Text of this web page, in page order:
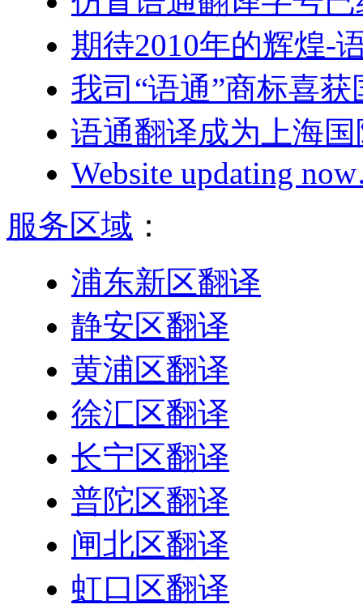
期待2010年的辉煌-
我司“语通”商标喜
语通翻译成为上海
Website updating
服务区域 ：
浦东新区翻译
静安区翻译
黄浦区翻译
徐汇区翻译
长宁区翻译
普陀区翻译
闸北区翻译
虹口区翻译